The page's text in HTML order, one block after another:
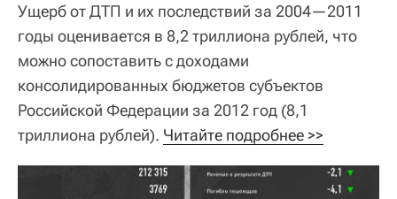
Ущерб от ДТП и их последствий за 2004—2011
годы оценивается в 8,2 триллиона рублей, что
можно сопоставить с доходами
консолидированных бюджетов субъектов
Российской Федерации за 2012 год (8,1
триллиона рублей). Читайте подробнее >>